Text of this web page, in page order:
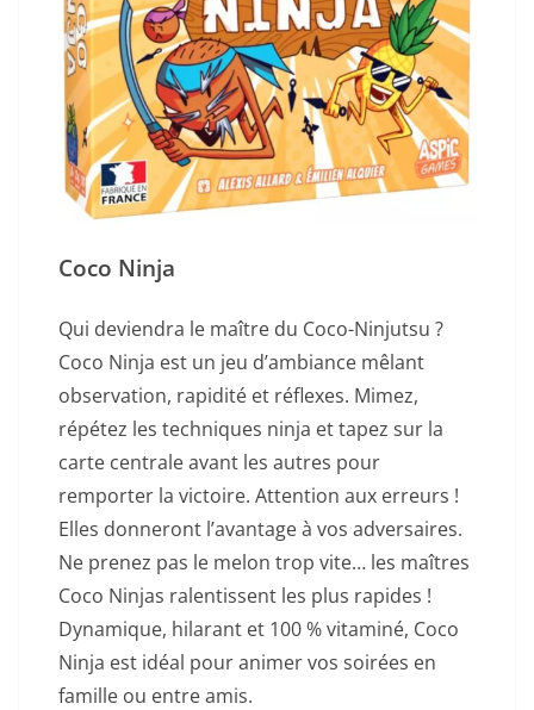
Coco Ninja
Qui deviendra le maître du Coco-Ninjutsu ?
Coco Ninja est un jeu d’ambiance mêlant
observation, rapidité et réflexes. Mimez,
répétez les techniques ninja et tapez sur la
carte centrale avant les autres pour
remporter la victoire. Attention aux erreurs !
Elles donneront l’avantage à vos adversaires.
Ne prenez pas le melon trop vite… les maîtres
Coco Ninjas ralentissent les plus rapides !
Dynamique, hilarant et 100 % vitaminé, Coco
Ninja est idéal pour animer vos soirées en
famille ou entre amis.